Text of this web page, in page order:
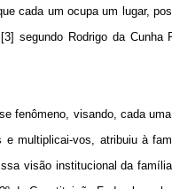
cada um ocupa um lugar,
segundo Rodrigo da
fenômeno, visando, cada
multiplicai-vos, atribuiu à
visão institucional da